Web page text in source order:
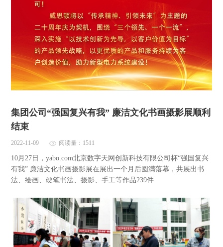
集团公司“强国复兴有我” 廉洁文化书画摄影展顺利
结束
2022-11-09 阅读量：1511
10月27日，yabo.com北京数字天网创新科技有限公司杯“强国复兴
有我” 廉洁文化书画摄影展在展出一个月后圆满落幕，共展出书
法、绘画、硬笔书法、摄影、手工等作品239件